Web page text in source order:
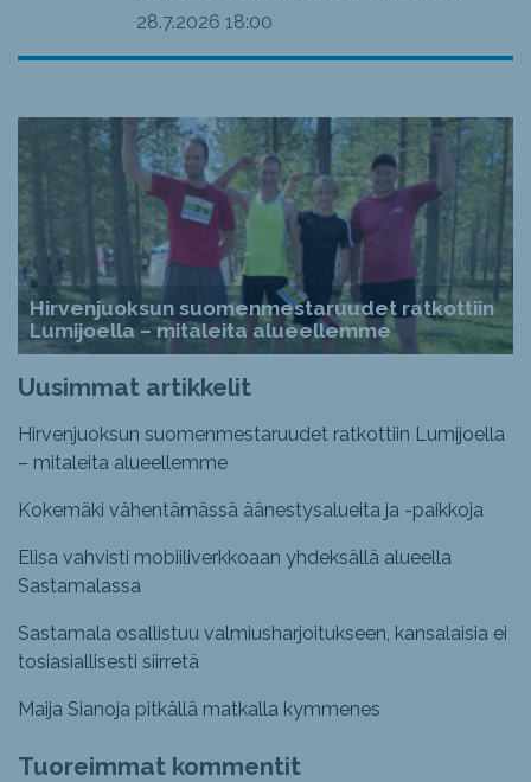
28.7.2026 18:00
Hirvenjuoksun suomenmestaruudet ratkottiin
Lumijoella – mitaleita alueellemme
Uusimmat artikkelit
Hirvenjuoksun suomenmestaruudet ratkottiin Lumijoella
– mitaleita alueellemme
Kokemäki vähentämässä äänestysalueita ja -paikkoja
Elisa vahvisti mobiiliverkkoaan yhdeksällä alueella
Sastamalassa
Sastamala osallistuu valmiusharjoitukseen, kansalaisia ei
tosiasiallisesti siirretä
Maija Sianoja pitkällä matkalla kymmenes
Tuoreimmat kommentit